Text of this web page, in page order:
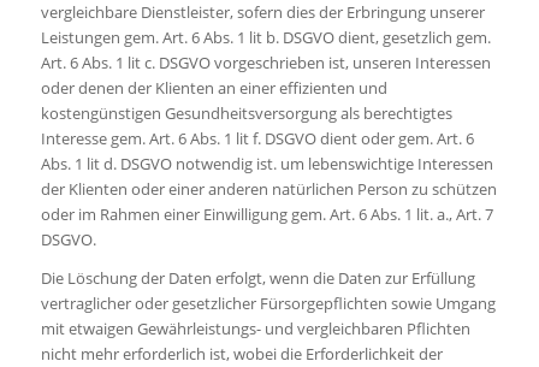
vergleichbare Dienstleister, sofern dies der Erbringung unserer
Leistungen gem. Art. 6 Abs. 1 lit b. DSGVO dient, gesetzlich gem.
Art. 6 Abs. 1 lit c. DSGVO vorgeschrieben ist, unseren Interessen
oder denen der Klienten an einer effizienten und
kostengünstigen Gesundheitsversorgung als berechtigtes
Interesse gem. Art. 6 Abs. 1 lit f. DSGVO dient oder gem. Art. 6
Abs. 1 lit d. DSGVO notwendig ist. um lebenswichtige Interessen
der Klienten oder einer anderen natürlichen Person zu schützen
oder im Rahmen einer Einwilligung gem. Art. 6 Abs. 1 lit. a., Art. 7
DSGVO.
Die Löschung der Daten erfolgt, wenn die Daten zur Erfüllung
vertraglicher oder gesetzlicher Fürsorgepflichten sowie Umgang
mit etwaigen Gewährleistungs- und vergleichbaren Pflichten
nicht mehr erforderlich ist, wobei die Erforderlichkeit der